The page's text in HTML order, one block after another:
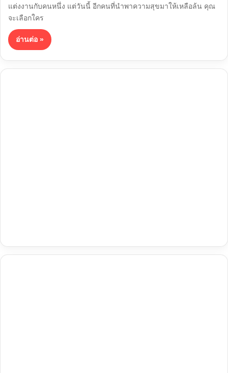
แต่งงานกับคนหนึ่ง แต่วันนี้ อีกคนที่นำพาความสุขมาให้เหลือล้น คุณ
จะเลือกใคร
อ่านต่อ »